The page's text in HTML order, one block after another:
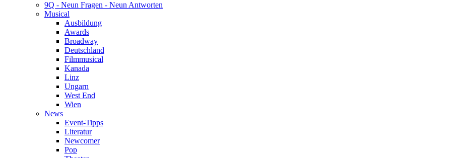
9Q - Neun Fragen - Neun Antworten
Musical
Ausbildung
Awards
Broadway
Deutschland
Filmmusical
Kanada
Linz
Ungarn
West End
Wien
News
Event-Tipps
Literatur
Newcomer
Pop